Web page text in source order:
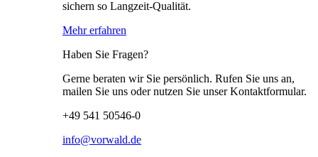
sichern so Langzeit-Qualität.
Mehr erfahren
Haben Sie Fragen?
Gerne beraten wir Sie persönlich. Rufen Sie uns an,
mailen Sie uns oder nutzen Sie unser Kontaktformular.
+49 541 50546-0
info@vorwald.de